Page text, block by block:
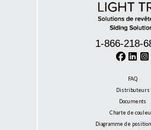
1-866-218-
FAQ
Distributeurs
Documents
Charte de
Diagramme de